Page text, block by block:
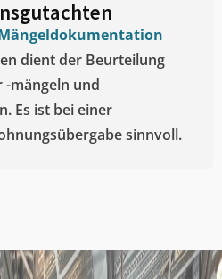
dient der Beurteilung
-mängeln und
Es ist bei einer
sinnvoll.